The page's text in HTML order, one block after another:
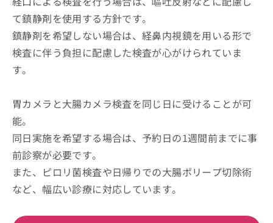
て鎮静剤を使用する方針です。
鎮静剤を希望しない場合は、経鼻内視鏡を用いる形で
検査に伴う負担に配慮した検査が心がけられていま
す。
胃カメラと大腸カメラ検査を同じ日に受けることが可
能。
同日実施を希望する場合は、予約日の1週間前までに事
前診察が必要です。
また、ピロリ菌検査や日帰りでの大腸ポリープ切除術
など、幅広い診療に対応しています。